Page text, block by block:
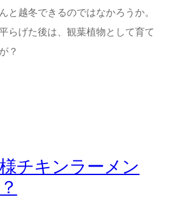
と越冬できるのではなかろうか。
らげた後は、観葉植物として育て
？
チキンラーメン